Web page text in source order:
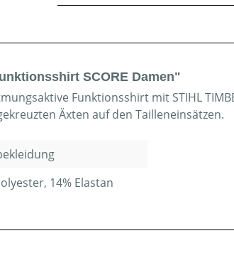
SCORE Damen"
Funktionsshirt mit STIHL
Äxten auf den Tailleneinsätzen.
14% Elastan